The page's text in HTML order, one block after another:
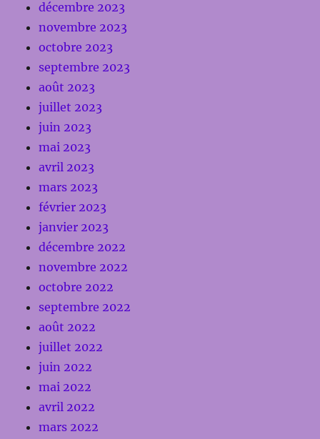
décembre 2023
novembre 2023
octobre 2023
septembre 2023
août 2023
juillet 2023
juin 2023
mai 2023
avril 2023
mars 2023
février 2023
janvier 2023
décembre 2022
novembre 2022
octobre 2022
septembre 2022
août 2022
juillet 2022
juin 2022
mai 2022
avril 2022
mars 2022